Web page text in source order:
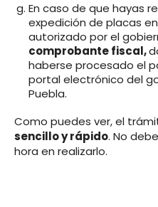
En caso de que hayas
expedición de placas
autorizado por el
comprobante fiscal,
haberse procesado el
portal electrónico del
Puebla.
Como puedes ver, el
sencillo y rápido. No
hora en realizarlo.